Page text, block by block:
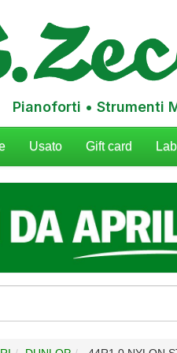
Pianoforti • Strumenti
Usato Gift card